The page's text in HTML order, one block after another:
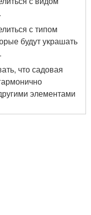
.
с типом
будут украшать
.
что садовая
элементами